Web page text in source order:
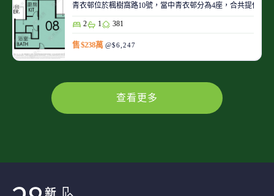
青衣邨位於楓樹窩路10號，當中青衣邨分為4座，合共提供
2 1 381
售 $238萬 @$6,247
查看更多